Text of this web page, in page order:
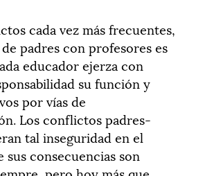
cada vez más frecuentes,
padres con profesores es
educador ejerza con
su función y
por vías de
Los conflictos padres-
tal inseguridad en el
consecuencias son